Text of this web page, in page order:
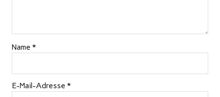
Name *
E-Mail-Adresse *